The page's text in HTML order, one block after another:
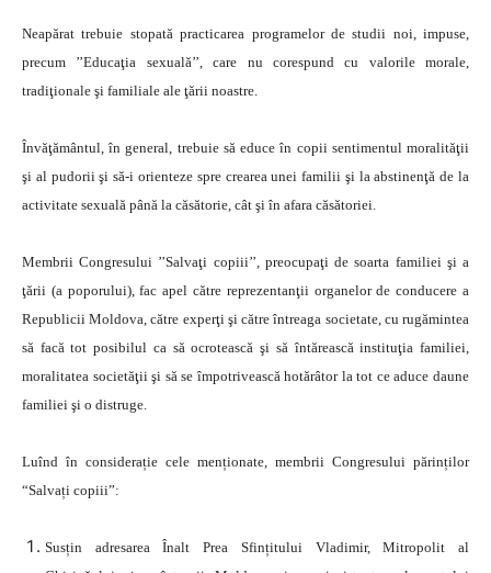
Neapărat trebuie stopată practicarea programelor de studii noi, impuse,
precum ’’Educaţia sexuală’’, care nu corespund cu valorile morale,
tradiţionale şi familiale ale ţării noastre.
Învăţământul, în general, trebuie să educe în copii sentimentul moralităţii
şi al pudorii şi să-i orienteze spre crearea unei familii şi la abstinenţă de la
activitate sexuală până la căsătorie, cât şi în afara căsătoriei.
Membrii Congresului ’’Salvaţi copiii’’, preocupaţi de soarta familiei şi a
ţării (a poporului), fac apel către reprezentanţii organelor de conducere a
Republicii Moldova, către experţi şi către întreaga societate, cu rugămintea
să facă tot posibilul ca să ocrotească şi să întărească instituţia familiei,
moralitatea societăţii şi să se împotrivească hotărâtor la tot ce aduce daune
familiei şi o distruge.
Luînd în considerație cele menționate, membrii Congresului părinților
“Salvați copiii”:
Susțin adresarea Înalt Prea Sfințitului Vladimir, Mitropolit al